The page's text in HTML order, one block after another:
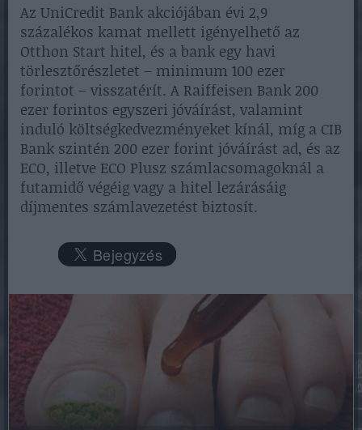
Az UniCredit Bank akciójában évi 2,9
százalékos kamat mellett igényelhető az
Otthon Start hitel, és a bank egy havi
törlesztőrészletet – minimum 100 ezer
forintot – visszatérít. A Raiffeisen Bank 200
ezer forintos egyszeri jóváírást, valamint
induló költségkedvezményeket kínál, míg a CIB
Bank szintén 200 ezer forint jóváírást ad, és az
ECO, illetve ECO Plusz számlacsomagoknál a
futamidő végéig vagy a hitel lezárásáig
díjmentes számlavezetést biztosít.